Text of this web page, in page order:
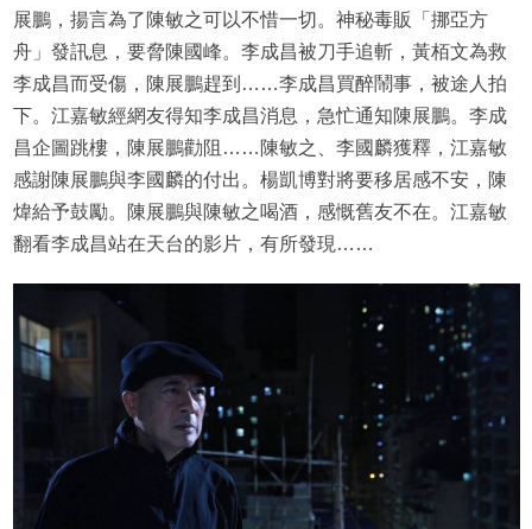
展鵬，揚言為了陳敏之可以不惜一切。神秘毒販「挪亞方
舟」發訊息，要脅陳國峰。李成昌被刀手追斬，黃栢文為救
李成昌而受傷，陳展鵬趕到……李成昌買醉鬧事，被途人拍
下。江嘉敏經網友得知李成昌消息，急忙通知陳展鵬。李成
昌企圖跳樓，陳展鵬勸阻……陳敏之、李國麟獲釋，江嘉敏
感謝陳展鵬與李國麟的付出。楊凱博對將要移居感不安，陳
煒給予鼓勵。陳展鵬與陳敏之喝酒，感慨舊友不在。江嘉敏
翻看李成昌站在天台的影片，有所發現……